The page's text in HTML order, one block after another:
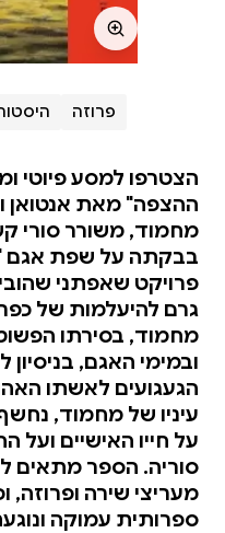
פרוזה
הצטרפו למסע פיוטי
ההצפה" מאת אנטואן
מחמוד, משורר סורי
בבקתה על שפת אגם
פרויקט שאפתני
גרם להיעלמות של
מחמוד, בסירתו
ובמימי האגם,
הגעגועים לאשתו
עיניו של מחמוד,
על חייו האישיים ועל
סוריה. הספר מתאים
מעריצי שירה ופרוזה,
ספרותית עמוקה